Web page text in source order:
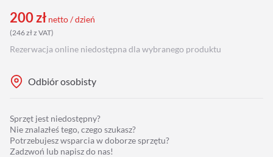
200zł netto / dzień
(246złz VAT)
Rezerwacja online niedostępna dla wybranego produktu
Odbiór osobisty
Sprzęt jest niedostępny?
Nie znalazłeś tego, czego szukasz?
Potrzebujesz wsparcia w doborze sprzętu?
Zadzwoń lub napisz do nas!
Podgląd
Drony